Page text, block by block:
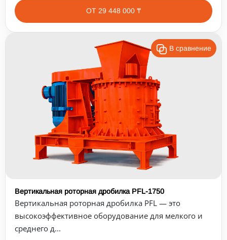
ОТ 29 448 000 ₸
В сравнение
Вертикальная роторная дробилка PFL-1750
Вертикальная роторная дробилка PFL — это
высокоэффективное оборудование для мелкого и
среднего д...